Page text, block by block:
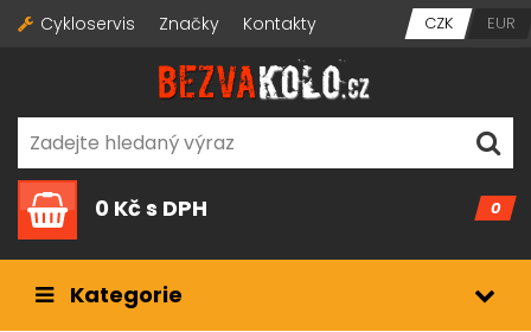
Cykloservis Značky Kontakty CZK EUR
0
0 Kčs DPH
Kategorie